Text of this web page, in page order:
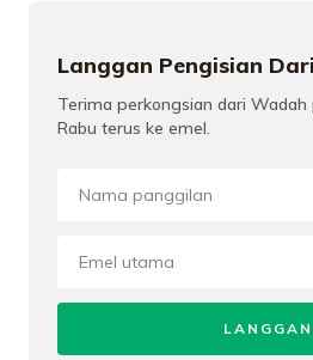
Langgan Pengisian
Terima perkongsian dari
Rabu terus ke emel.
LANGGAN